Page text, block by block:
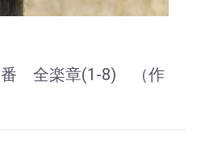
番 全楽章(1-8) （作